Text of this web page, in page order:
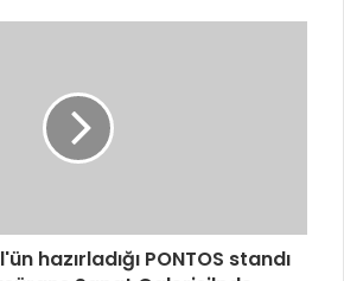
hazırladığı PONTOS standı